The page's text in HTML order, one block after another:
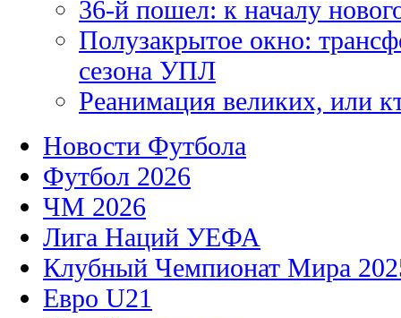
36-й пошел: к началу
Полузакрытое окно:
сезона УПЛ
Реанимация великих, или
Новости Футбола
Футбол 2026
ЧМ 2026
Лига Наций УЕФА
Клубный Чемпионат Мира
Евро U21